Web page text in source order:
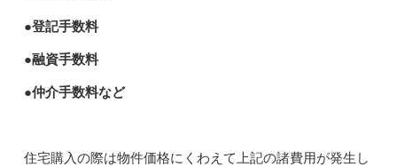
●登記手数料
●融資手数料
●仲介手数料など
住宅購入の際は物件価格にくわえて上記の諸費用が発生し